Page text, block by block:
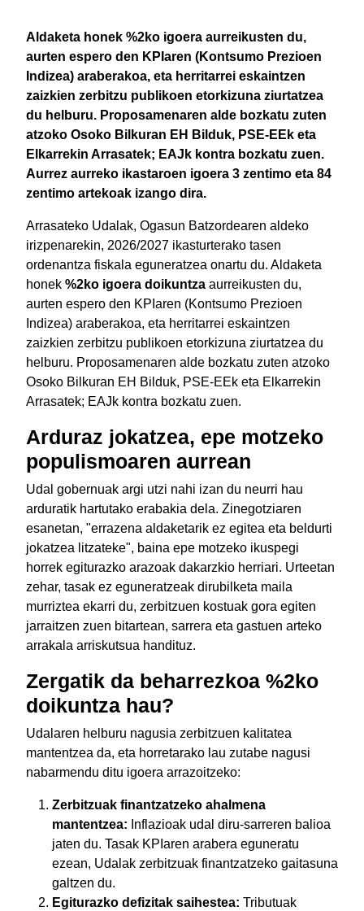
Aldaketa honek %2ko igoera aurreikusten du,
aurten espero den KPIaren (Kontsumo Prezioen
Indizea) araberakoa, eta herritarrei eskaintzen
zaizkien zerbitzu publikoen etorkizuna ziurtatzea
du helburu. Proposamenaren alde bozkatu zuten
atzoko Osoko Bilkuran EH Bilduk, PSE-EEk eta
Elkarrekin Arrasatek; EAJk kontra bozkatu zuen.
Aurrez aurreko ikastaroen igoera 3 zentimo eta 84
zentimo artekoak izango dira.
Arrasateko Udalak, Ogasun Batzordearen aldeko
irizpenarekin, 2026/2027 ikasturterako tasen
ordenantza fiskala eguneratzea onartu du. Aldaketa
honek %2ko igoera doikuntza aurreikusten du,
aurten espero den KPIaren (Kontsumo Prezioen
Indizea) araberakoa, eta herritarrei eskaintzen
zaizkien zerbitzu publikoen etorkizuna ziurtatzea du
helburu. Proposamenaren alde bozkatu zuten atzoko
Osoko Bilkuran EH Bilduk, PSE-EEk eta Elkarrekin
Arrasatek; EAJk kontra bozkatu zuen.
Arduraz jokatzea, epe motzeko
populismoaren aurrean
Udal gobernuak argi utzi nahi izan du neurri hau
arduratik hartutako erabakia dela. Zinegotziaren
esanetan, "errazena aldaketarik ez egitea eta beldurti
jokatzea litzateke", baina epe motzeko ikuspegi
horrek egiturazko arazoak dakarzkio herriari. Urteetan
zehar, tasak ez eguneratzeak dirubilketa maila
murriztea ekarri du, zerbitzuen kostuak gora egiten
jarraitzen zuen bitartean, sarrera eta gastuen arteko
arrakala arriskutsua handituz.
Zergatik da beharrezkoa %2ko
doikuntza hau?
Udalaren helburu nagusia zerbitzuen kalitatea
mantentzea da, eta horretarako lau zutabe nagusi
nabarmendu ditu igoera arrazoitzeko:
Zerbitzuak finantzatzeko ahalmena
mantentzea: Inflazioak udal diru-sarreren balioa
jaten du. Tasak KPIaren arabera eguneratu
ezean, Udalak zerbitzuak finantzatzeko gaitasuna
galtzen du.
Egiturazko defizitak saihestea: Tributuak